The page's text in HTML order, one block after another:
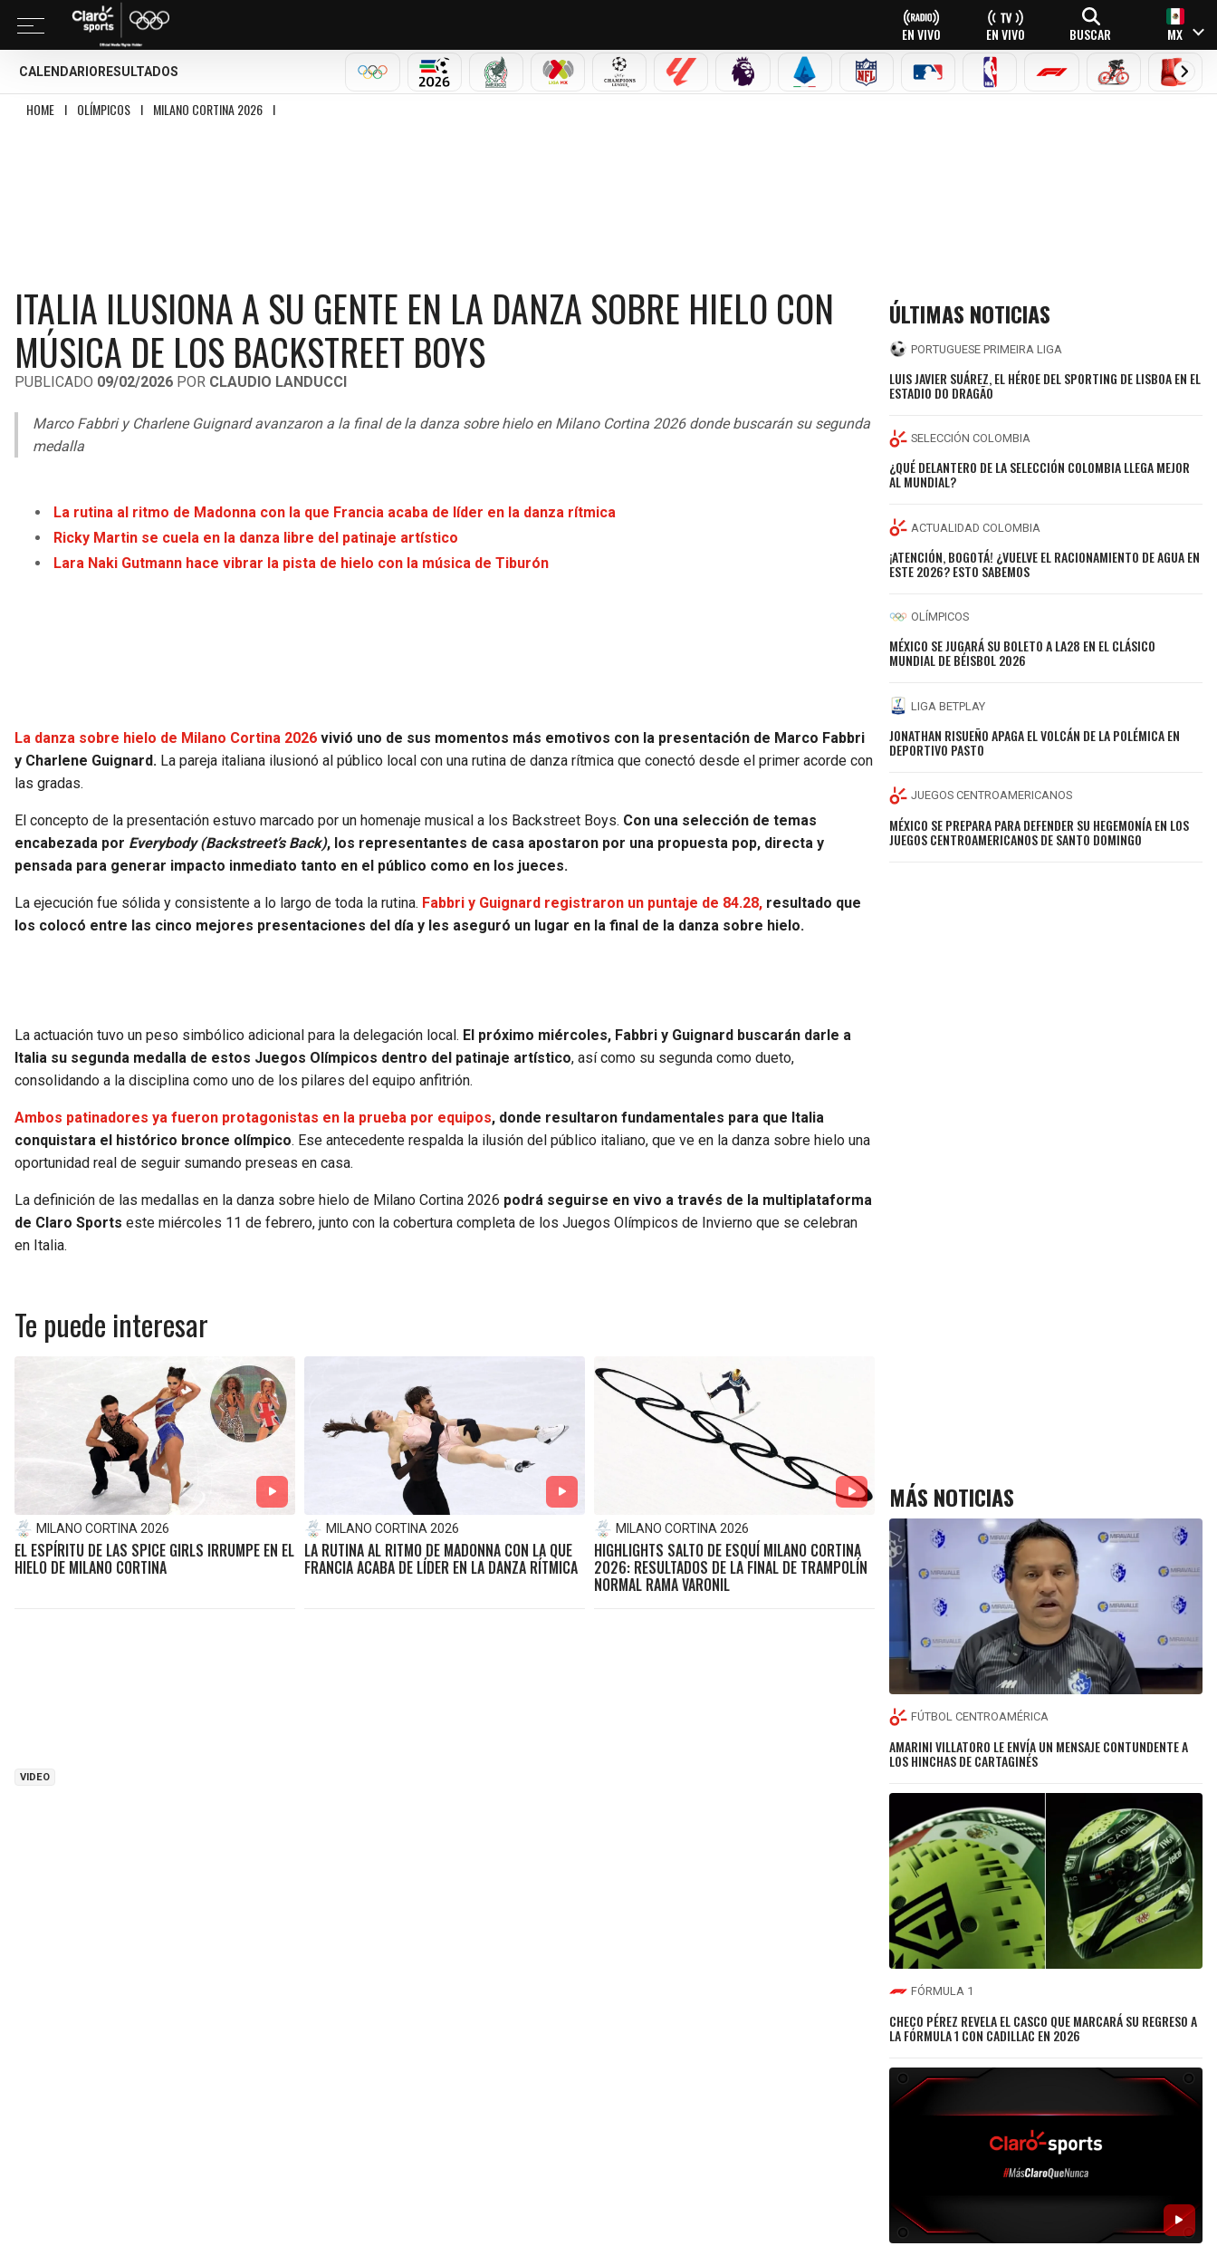
EN VIVO EN VIVO BUSCAR MX
CALENDARIO RESULTADOS
MILANO CORTINA 2026
MUNDIAL 2026SELECCIÓN MEXICANA
LIGA MX CHAMPIONS LEAGUE
LALIGA PREMIER LEAGUE
SERIE A NFL MLB NBA FÓRMULA 1CICLISMOBOXEO
HOME I OLÍMPICOS I MILANO CORTINA 2026 I
ITALIA ILUSIONA A SU GENTE EN LA DANZA SOBRE HIELO CON
MÚSICA DE LOS BACKSTREET BOYS
PUBLICADO 09/02/2026 POR CLAUDIO LANDUCCI
Marco Fabbri y Charlene Guignard avanzaron a la final de la danza sobre hielo en Milano Cortina 2026 donde buscarán su segunda
medalla
La rutina al ritmo de Madonna con la que Francia acaba de líder en la danza rítmica
Ricky Martin se cuela en la danza libre del patinaje artístico
Lara Naki Gutmann hace vibrar la pista de hielo con la música de Tiburón
La danza sobre hielo de Milano Cortina 2026 vivió uno de sus momentos más emotivos con la presentación de Marco Fabbri
y Charlene Guignard. La pareja italiana ilusionó al público local con una rutina de danza rítmica que conectó desde el primer acorde con
las gradas.
El concepto de la presentación estuvo marcado por un homenaje musical a los Backstreet Boys. Con una selección de temas
encabezada por Everybody (Backstreet’s Back), los representantes de casa apostaron por una propuesta pop, directa y
pensada para generar impacto inmediato tanto en el público como en los jueces.
La ejecución fue sólida y consistente a lo largo de toda la rutina. Fabbri y Guignard registraron un puntaje de 84.28, resultado que
los colocó entre las cinco mejores presentaciones del día y les aseguró un lugar en la final de la danza sobre hielo.
La actuación tuvo un peso simbólico adicional para la delegación local. El próximo miércoles, Fabbri y Guignard buscarán darle a
Italia su segunda medalla de estos Juegos Olímpicos dentro del patinaje artístico, así como su segunda como dueto,
consolidando a la disciplina como uno de los pilares del equipo anfitrión.
Ambos patinadores ya fueron protagonistas en la prueba por equipos, donde resultaron fundamentales para que Italia
conquistara el histórico bronce olímpico. Ese antecedente respalda la ilusión del público italiano, que ve en la danza sobre hielo una
oportunidad real de seguir sumando preseas en casa.
La definición de las medallas en la danza sobre hielo de Milano Cortina 2026 podrá seguirse en vivo a través de la multiplataforma
de Claro Sports este miércoles 11 de febrero, junto con la cobertura completa de los Juegos Olímpicos de Invierno que se celebran
en Italia.
Te puede interesar
MILANO CORTINA 2026
EL ESPÍRITU DE LAS SPICE GIRLS IRRUMPE EN EL
HIELO DE MILANO CORTINA
MILANO CORTINA 2026
LA RUTINA AL RITMO DE MADONNA CON LA QUE
FRANCIA ACABA DE LÍDER EN LA DANZA RÍTMICA
MILANO CORTINA 2026
HIGHLIGHTS SALTO DE ESQUÍ MILANO CORTINA
2026: RESULTADOS DE LA FINAL DE TRAMPOLÍN
NORMAL RAMA VARONIL
VIDEO
ÚLTIMAS NOTICIAS
PORTUGUESE PRIMEIRA LIGA
LUIS JAVIER SUÁREZ, EL HÉROE DEL SPORTING DE LISBOA EN EL
ESTADIO DO DRAGÃO
SELECCIÓN COLOMBIA
¿QUÉ DELANTERO DE LA SELECCIÓN COLOMBIA LLEGA MEJOR
AL MUNDIAL?
ACTUALIDAD COLOMBIA
¡ATENCIÓN, BOGOTÁ! ¿VUELVE EL RACIONAMIENTO DE AGUA EN
ESTE 2026? ESTO SABEMOS
OLÍMPICOS
MÉXICO SE JUGARÁ SU BOLETO A LA28 EN EL CLÁSICO
MUNDIAL DE BÉISBOL 2026
LIGA BETPLAY
JONATHAN RISUEÑO APAGA EL VOLCÁN DE LA POLÉMICA EN
DEPORTIVO PASTO
JUEGOS CENTROAMERICANOS
MÉXICO SE PREPARA PARA DEFENDER SU HEGEMONÍA EN LOS
JUEGOS CENTROAMERICANOS DE SANTO DOMINGO
MÁS NOTICIAS
FÚTBOL CENTROAMÉRICA
AMARINI VILLATORO LE ENVÍA UN MENSAJE CONTUNDENTE A
LOS HINCHAS DE CARTAGINÉS
FÓRMULA 1
CHECO PÉREZ REVELA EL CASCO QUE MARCARÁ SU REGRESO A
LA FÓRMULA 1 CON CADILLAC EN 2026